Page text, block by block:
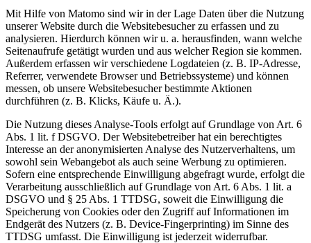
Mit Hilfe von Matomo sind wir in der Lage Daten über die Nutzung
unserer Website durch die Websitebesucher zu erfassen und zu
analysieren. Hierdurch können wir u. a. herausfinden, wann welche
Seitenaufrufe getätigt wurden und aus welcher Region sie kommen.
Außerdem erfassen wir verschiedene Logdateien (z. B. IP-Adresse,
Referrer, verwendete Browser und Betriebssysteme) und können
messen, ob unsere Websitebesucher bestimmte Aktionen
durchführen (z. B. Klicks, Käufe u. Ä.).
Die Nutzung dieses Analyse-Tools erfolgt auf Grundlage von Art. 6
Abs. 1 lit. f DSGVO. Der Websitebetreiber hat ein berechtigtes
Interesse an der anonymisierten Analyse des Nutzerverhaltens, um
sowohl sein Webangebot als auch seine Werbung zu optimieren.
Sofern eine entsprechende Einwilligung abgefragt wurde, erfolgt die
Verarbeitung ausschließlich auf Grundlage von Art. 6 Abs. 1 lit. a
DSGVO und § 25 Abs. 1 TTDSG, soweit die Einwilligung die
Speicherung von Cookies oder den Zugriff auf Informationen im
Endgerät des Nutzers (z. B. Device-Fingerprinting) im Sinne des
TTDSG umfasst. Die Einwilligung ist jederzeit widerrufbar.